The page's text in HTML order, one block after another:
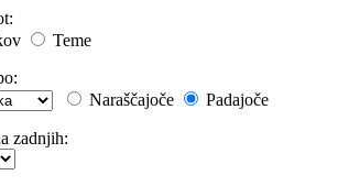
Teme
Naraščajoče
Padajoče
zadnjih: